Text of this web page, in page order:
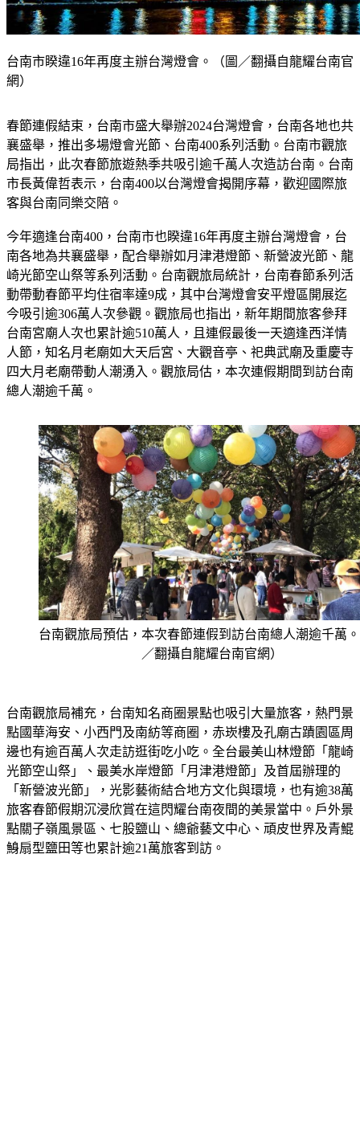
台南市睽違16年再度主辦台灣燈會。（圖／翻攝自龍耀台南官
網）
春節連假結束，台南市盛大舉辦2024台灣燈會，台南各地也共
襄盛舉，推出多場燈會光節、台南400系列活動。台南市觀旅
局指出，此次春節旅遊熱季共吸引逾千萬人次造訪台南。台南
市長黃偉哲表示，台南400以台灣燈會揭開序幕，歡迎國際旅
客與台南同樂交陪。
今年適逢台南400，台南市也睽違16年再度主辦台灣燈會，台
南各地為共襄盛舉，配合舉辦如月津港燈節、新營波光節、龍
崎光節空山祭等系列活動。台南觀旅局統計，台南春節系列活
動帶動春節平均住宿率達9成，其中台灣燈會安平燈區開展迄
今吸引逾306萬人次參觀。觀旅局也指出，新年期間旅客參拜
台南宮廟人次也累計逾510萬人，且連假最後一天適逢西洋情
人節，知名月老廟如大天后宮、大觀音亭、祀典武廟及重慶寺
四大月老廟帶動人潮湧入。觀旅局估，本次連假期間到訪台南
總人潮逾千萬。
台南觀旅局預估，本次春節連假到訪台南總人潮逾千萬
／翻攝自龍耀台南官網）
台南觀旅局補充，台南知名商圈景點也吸引大量旅客，熱門景
點國華海安、小西門及南紡等商圈，赤崁樓及孔廟古蹟園區周
邊也有逾百萬人次走訪逛街吃小吃。全台最美山林燈節「龍崎
光節空山祭」、最美水岸燈節「月津港燈節」及首屆辦理的
「新營波光節」，光影藝術結合地方文化與環境，也有逾38萬
旅客春節假期沉浸欣賞在這閃耀台南夜間的美景當中。戶外景
點關子嶺風景區、七股鹽山、總爺藝文中心、頑皮世界及青鯤
鯓扇型鹽田等也累計逾21萬旅客到訪。